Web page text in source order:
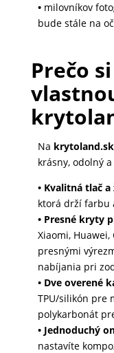
SPOTREBIČE
KANCELÁRIA
ŽIVOTNÝ
•milovníkov
bude stále na
Prečo
Na krytoland.sk
krásny, odolný
• Kvalitná tlač
ktorá drží farbu
• Presné kryty
Xiaomi, Huawei,
presnými
nabíjania pri
• Dve overené
TPU/silikón pre
polykarbonát
• Jednoduchý
nastavíte